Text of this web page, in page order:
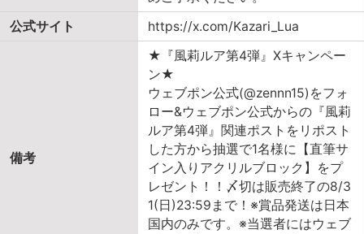
公式サイト
https://x.com/Kazari_Lua
備考
★『風莉ルア第4弾』Xキャンペー
ン★
ウェブポン公式(@zennn15)をフォ
ロー&ウェブポン公式からの『風莉
ルア第4弾』関連ポストをリポスト
した方から抽選で1名様に【直筆サ
イン入りアクリルブロック】をプ
レゼント！！〆切は販売終了の8/3
1(日)23:59まで！※賞品発送は日本
国内のみです。※当選者にはウェブ